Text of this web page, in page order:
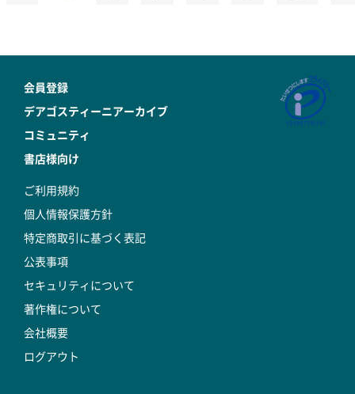
会員登録
デアゴスティーニアーカイブ
コミュニティ
書店様向け
ご利用規約
個人情報保護方針
特定商取引に基づく表記
公表事項
セキュリティについて
著作権について
会社概要
ログアウト